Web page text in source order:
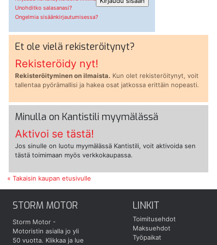
Unohditko salasanasi?
Ongelmia sisäänkirjautumisessa?
Et ole vielä rekisteröitynyt?
Rekisteröidy nyt!
Rekisteröityminen on ilmaista. Kun olet rekisteröitynyt, voit
tallentaa pyörämallisi ja hakea osat jatkossa erittäin nopeasti.
Minulla on Kantistili myymälässä
Aktivoi se tästä!
Jos sinulle on luotu myymälässä Kantistili, voit aktivoida sen
tästä toimimaan myös verkkokaupassa.
« Takaisin kaupan etusivulle
STORM MOTOR
Storm Motor -
Motoristin asialla jo yli
50 vuotta. Klikkaa ja lue
LINKIT
Toimitusehdot
Maksuehdot
Työpaikat